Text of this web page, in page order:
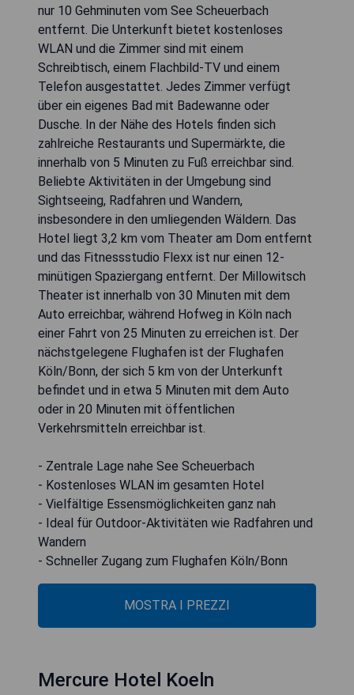
nur 10 Gehminuten vom See Scheuerbach
entfernt. Die Unterkunft bietet kostenloses
WLAN und die Zimmer sind mit einem
Schreibtisch, einem Flachbild-TV und einem
Telefon ausgestattet. Jedes Zimmer verfügt
über ein eigenes Bad mit Badewanne oder
Dusche. In der Nähe des Hotels finden sich
zahlreiche Restaurants und Supermärkte, die
innerhalb von 5 Minuten zu Fuß erreichbar sind.
Beliebte Aktivitäten in der Umgebung sind
Sightseeing, Radfahren und Wandern,
insbesondere in den umliegenden Wäldern. Das
Hotel liegt 3,2 km vom Theater am Dom entfernt
und das Fitnessstudio Flexx ist nur einen 12-
minütigen Spaziergang entfernt. Der Millowitsch
Theater ist innerhalb von 30 Minuten mit dem
Auto erreichbar, während Hofweg in Köln nach
einer Fahrt von 25 Minuten zu erreichen ist. Der
nächstgelegene Flughafen ist der Flughafen
Köln/Bonn, der sich 5 km von der Unterkunft
befindet und in etwa 5 Minuten mit dem Auto
oder in 20 Minuten mit öffentlichen
Verkehrsmitteln erreichbar ist.
- Zentrale Lage nahe See Scheuerbach
- Kostenloses WLAN im gesamten Hotel
- Vielfältige Essensmöglichkeiten ganz nah
- Ideal für Outdoor-Aktivitäten wie Radfahren und
Wandern
- Schneller Zugang zum Flughafen Köln/Bonn
MOSTRA I PREZZI
Mercure Hotel Koeln